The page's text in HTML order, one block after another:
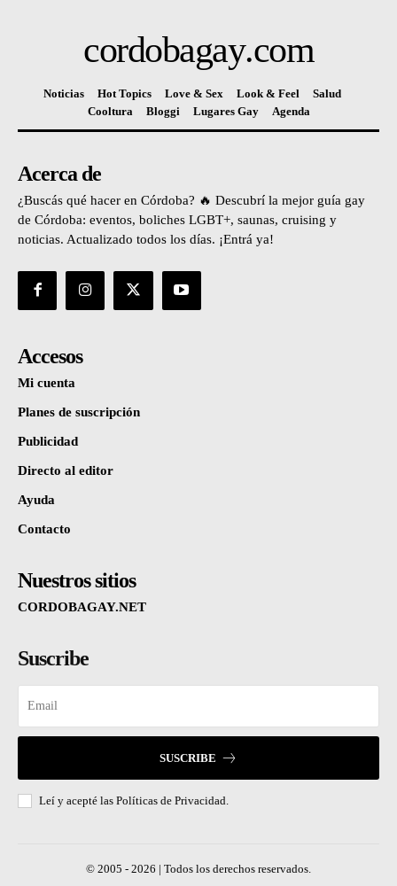
cordobagay.com
Noticias Hot Topics Love & Sex Look & Feel
Salud
Cooltura
Bloggi Lugares Gay Agenda
Acerca de
¿Buscás qué hacer en Córdoba? 🔥 Descubrí la mejor guía gay
de Córdoba: eventos, boliches LGBT+, saunas, cruising y
noticias. Actualizado todos los días. ¡Entrá ya!
Accesos
Mi cuenta
Planes de suscripción
Publicidad
Directo al editor
Ayuda
Contacto
Nuestros sitios
CORDOBAGAY.NET
Suscribe
SUSCRIBE
Leí y acepté las Políticas de Privacidad.
© 2005 - 2026 | Todos los derechos reservados.